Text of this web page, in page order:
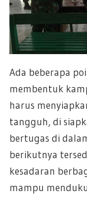
Ada beberapa
membentuk
harus
tangguh, di
bertugas di
berikutnya
kesadaran
mampu